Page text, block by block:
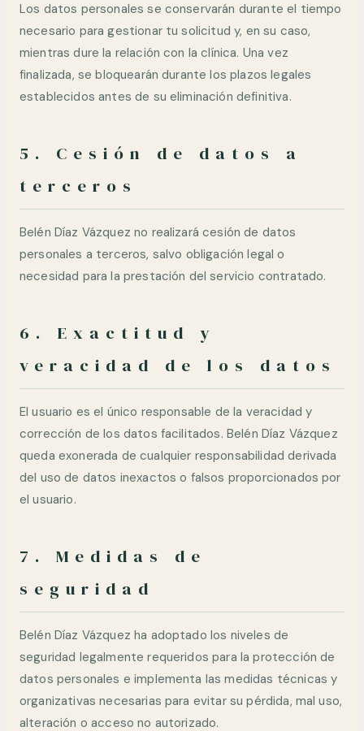
Los datos personales se conservarán durante el tiempo
necesario para gestionar tu solicitud y, en su caso,
mientras dure la relación con la clínica. Una vez
finalizada, se bloquearán durante los plazos legales
establecidos antes de su eliminación definitiva.
5. Cesión de datos a
terceros
Belén Díaz Vázquez no realizará cesión de datos
personales a terceros, salvo obligación legal o
necesidad para la prestación del servicio contratado.
6. Exactitud y
veracidad de los datos
El usuario es el único responsable de la veracidad y
corrección de los datos facilitados. Belén Díaz Vázquez
queda exonerada de cualquier responsabilidad derivada
del uso de datos inexactos o falsos proporcionados por
el usuario.
7. Medidas de
seguridad
Belén Díaz Vázquez ha adoptado los niveles de
seguridad legalmente requeridos para la protección de
datos personales e implementa las medidas técnicas y
organizativas necesarias para evitar su pérdida, mal uso,
alteración o acceso no autorizado.